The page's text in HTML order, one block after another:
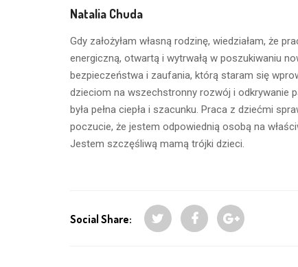
Natalia Chuda
Gdy założyłam własną rodzinę, wiedziałam, że
energiczną, otwartą i wytrwałą w poszukiwaniu
bezpieczeństwa i zaufania, którą staram się
dzieciom na wszechstronny rozwój i odkrywanie
była pełna ciepła i szacunku. Praca z dziećmi
poczucie, że jestem odpowiednią osobą na
Jestem szczęśliwą mamą trójki dzieci.
Social Share: